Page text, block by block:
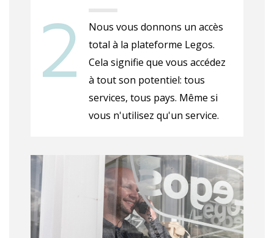
Nous vous donnons un accès
total à la plateforme Legos.
Cela signifie que vous accédez
à tout son potentiel: tous
services, tous pays. Même si
vous n'utilisez qu'un service.